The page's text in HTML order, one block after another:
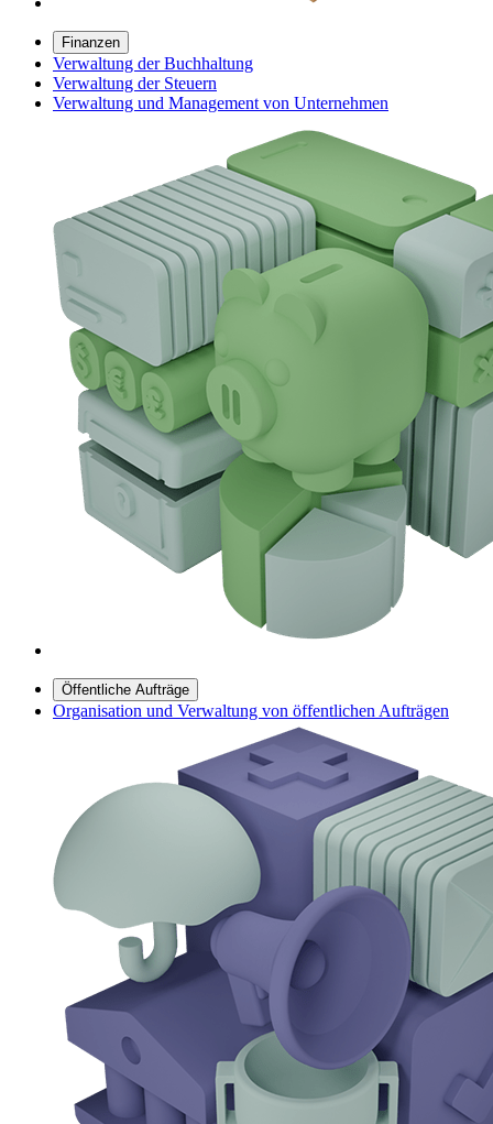
Finanzen
Verwaltung der Buchhaltung
Verwaltung der Steuern
Verwaltung und Management von Unternehmen
Öffentliche Aufträge
Organisation und Verwaltung von öffentlichen Aufträgen